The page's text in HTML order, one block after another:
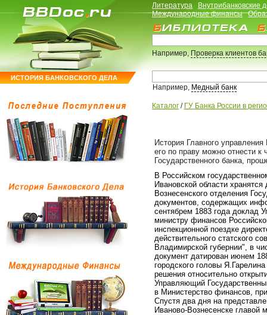
ИСТОРИЯ БАНКОВСКОГО ДЕЛА
Литература
Внутрибанковские
Международные финансы
Например,Проверка клиентов
Например, Медный банк
Каталог / ГУ Банка России в
История Главного
его по праву можно отнести к
Государственного банка,
В Российском
Ивановской области
Вознесенского отделения
документов, содержащих
сентябрем 1883 года доклад
министру финансов
инспекционной поездке
действительного статского
Владимирской губернии", в
документ датирован июнем
городского головы
решения относительно
Управляющий
в Министерство финансов,
Спустя два дня на
Иваново-Вознесенске